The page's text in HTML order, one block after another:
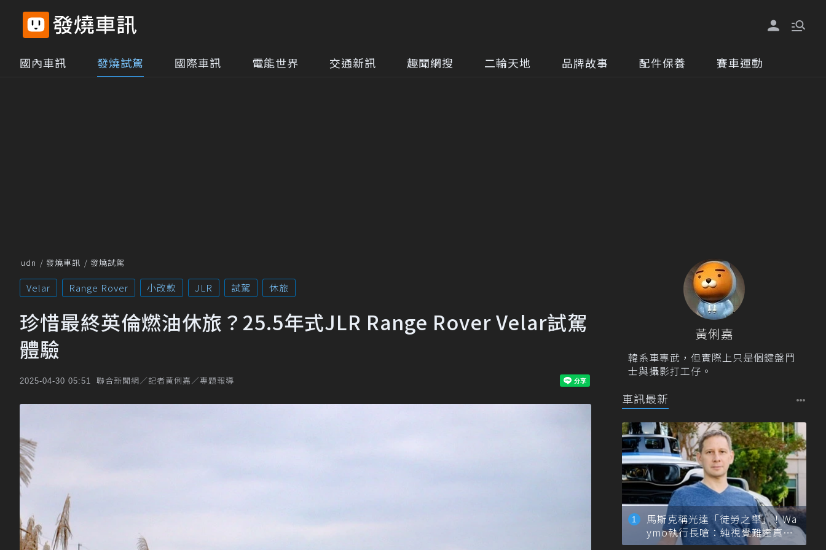
國內車訊 發燒試駕 國際車訊 電能世界 交通新訊 趣聞網搜 二輪天地 品牌故事 配件保養 賽車運動
udn 發燒車訊 發燒試駕
Velar Range Rover 小改款 JLR 試駕 休旅
珍惜最終英倫燃油休旅？25.5年式JLR Range Rover Velar試駕
體驗
2025-04-30 05:51 聯合新聞網／記者黃俐嘉／專題報導
黃俐嘉
韓系車專武，但實際上只是個鍵盤鬥
士與攝影打工仔。
車訊最新
馬斯克稱光達「徒勞之舉」！Wa
ymo執行長嗆：純視覺難達真正
自動駕駛